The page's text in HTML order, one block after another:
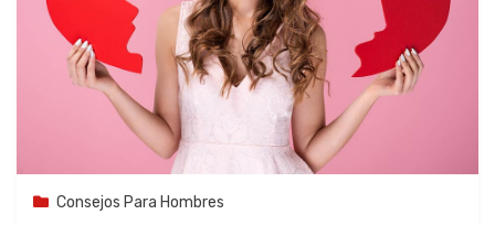
7 de agosto de 2023
Consejos Para Hombres